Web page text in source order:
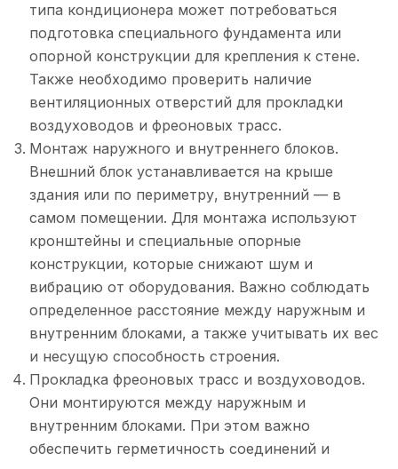
типа кондиционера может потребоваться
подготовка специального фундамента или
опорной конструкции для крепления к стене.
Также необходимо проверить наличие
вентиляционных отверстий для прокладки
воздуховодов и фреоновых трасс.
Монтаж наружного и внутреннего блоков.
Внешний блок устанавливается на крыше
здания или по периметру, внутренний — в
самом помещении. Для монтажа используют
кронштейны и специальные опорные
конструкции, которые снижают шум и
вибрацию от оборудования. Важно соблюдать
определенное расстояние между наружным и
внутренним блоками, а также учитывать их вес
и несущую способность строения.
Прокладка фреоновых трасс и воздуховодов.
Они монтируются между наружным и
внутренним блоками. При этом важно
обеспечить герметичность соединений и